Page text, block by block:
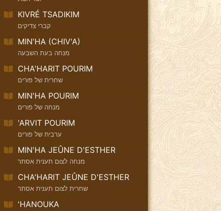
KIVRÉ TSADIKIM
קברי צדיקים
MIN'HA (CHIV'A)
מנחה בעת השבעה
CHA'HARIT POURIM
שחרית של פורים
MIN'HA POURIM
מנחה של פורים
'ARVIT POURIM
ערבית של פורים
MIN'HA JEÛNE D'ESTHER
מנחה לצום תענית אסתר
CHA'HARIT JEÛNE D'ESTHER
שחרית לצום תענית אסתר
'HANOUKA